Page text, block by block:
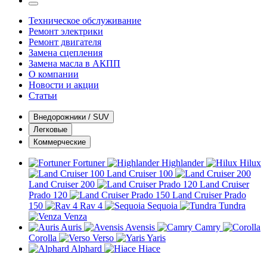
Техническое обслуживание
Ремонт электрики
Ремонт двигателя
Замена сцепления
Замена масла в АКПП
О компании
Новости и акции
Статьи
Внедорожники / SUV
Легковые
Коммерческие
Fortuner Highlander
Hilux
Land Cruiser 100
Land Cruiser 200
Land Cruiser
Prado 120
Land Cruiser Prado
150
Rav 4 Sequoia
Tundra
Venza
Auris
Avensis
Camry
Corolla
Verso
Yaris
Alphard
Hiace